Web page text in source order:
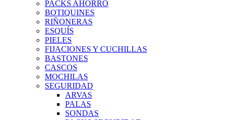
PACKS AHORRO
BOTIQUINES
RIÑONERAS
ESQUÍS
PIELES
FIJACIONES Y CUCHILLAS
BASTONES
CASCOS
MOCHILAS
SEGURIDAD
ARVAS
PALAS
SONDAS